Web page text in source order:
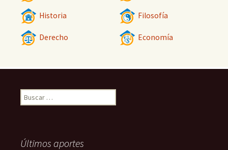
Historia Filosofía
Derecho Economía
Buscar:
Últimos aportes